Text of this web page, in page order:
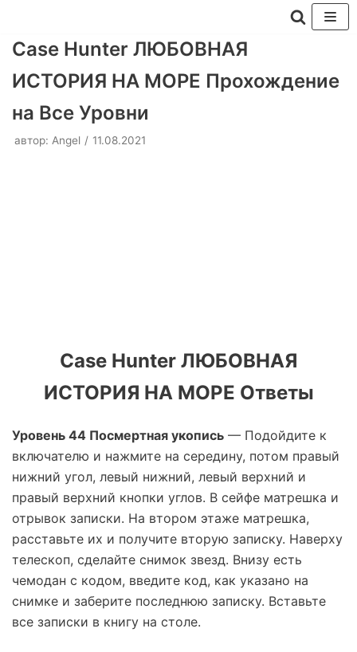
Перейти
содержимому
Case Hunter ЛЮБОВНАЯ
ИСТОРИЯ НА МОРЕ Прохождение
на Все Уровни
автор: Angel 11.08.2021
Case Hunter ЛЮБОВНАЯ
ИСТОРИЯ НА МОРЕ Ответы
Уровень 44 Посмертная укопись — Подойдите к
включателю и нажмите на середину, потом правый
нижний угол, левый нижний, левый верхний и
правый верхний кнопки углов. В сейфе матрешка и
отрывок записки. На втором этаже матрешка,
расставьте их и получите вторую записку. Наверху
телескоп, сделайте снимок звезд. Внизу есть
чемодан с кодом, введите код, как указано на
снимке и заберите последнюю записку. Вставьте
все записки в книгу на столе.